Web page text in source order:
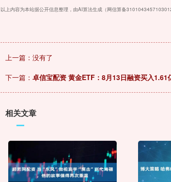
以上内容为本站据公开信息整理，由AI算法生成（网信算备
上一篇：没有了
下一篇： 卓信宝配资 黄金ETF：8月13日融资买入
相关文章